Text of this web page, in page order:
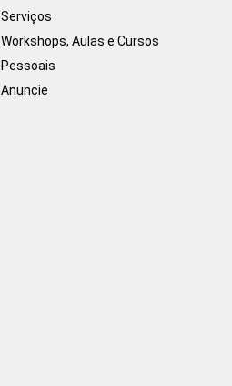
Serviços
Workshops, Aulas e Cursos
Pessoais
Anuncie